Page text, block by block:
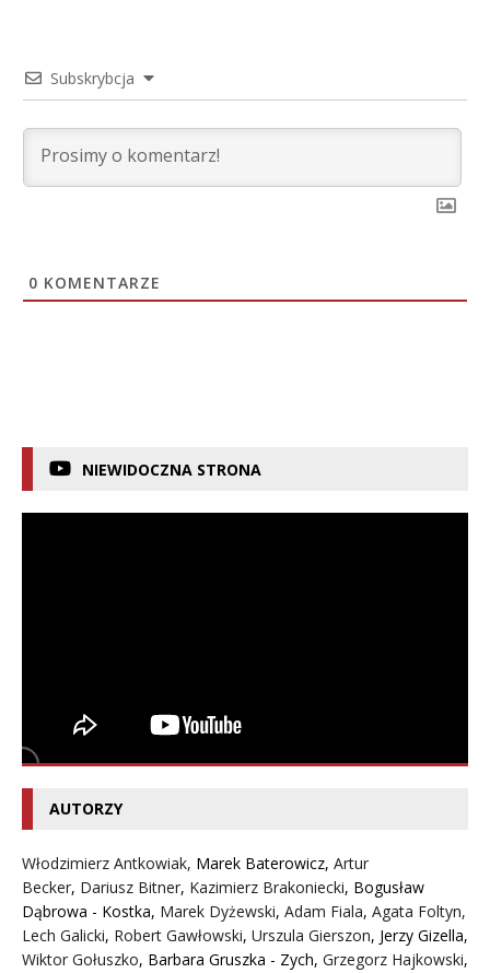
Subskrybcja
0 KOMENTARZE
NIEWIDOCZNA STRONA
AUTORZY
Włodzimierz Antkowiak, Marek Baterowicz, Artur
Becker, Dariusz Bitner, Kazimierz Brakoniecki, Bogusław
Dąbrowa - Kostka, Marek Dyżewski, Adam Fiala, Agata Foltyn,
Lech Galicki, Robert Gawłowski, Urszula Gierszon, Jerzy Gizella,
Wiktor Gołuszko, Barbara Gruszka - Zych, Grzegorz Hajkowski,